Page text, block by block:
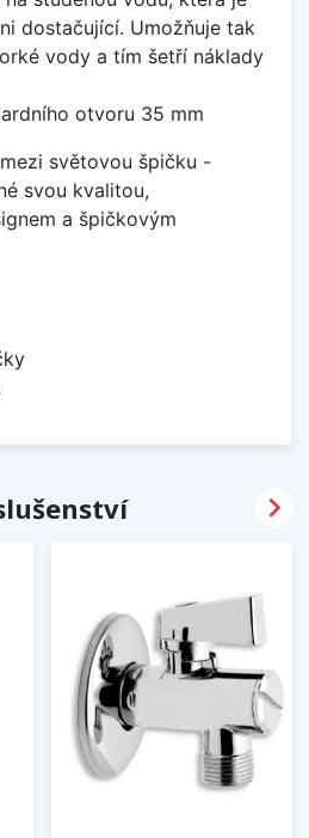
dostačující. Umožňuje tak
vody a tím šetří náklady
otvoru 35 mm
světovou špičku -
svou kvalitou,
a špičkovým
